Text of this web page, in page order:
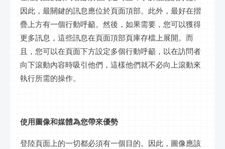
因此，最關鍵的訊息應位於頁面頂部。此外，最好在摺
疊上方有一個行動呼籲。然後，如果需要，您可以獲得
更多訊息，這些訊息在頁面頂部頁庫存檔上展開。而
且，您可以在頁面下方設定多個行動呼籲，以在訪問者
向下滾動內容時吸引他們，這樣他們就不必向上滾動來
執行所需的操作。
使用圖像和媒體為您帶來優勢
登陸頁面上的一切都必須有一個目的。因此，圖像應該